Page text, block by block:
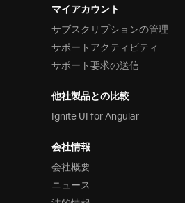
マイアカウント
サブスクリプションの管理
サポートアクティビティ
サポート要求の送信
他社製品との比較
Ignite UI for Angular
会社情報
会社概要
ニュース